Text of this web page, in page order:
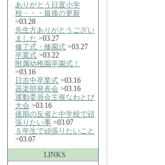
ありがとう日置小学
校・・・最後の更新
>03.28
先生方ありがとうござい
ました >03.27
修了式・修園式 >03.27
卒業式 >03.22
附属幼稚園卒園式！
>03.16
日吉中卒業式 >03.16
器楽部発表会 >03.16
運動委員会主催なわとび
大会 >03.16
後期の反省と中学校で頑
張りたい事 >03.07
５年生で頑張りたいこと
>03.07
LINKS